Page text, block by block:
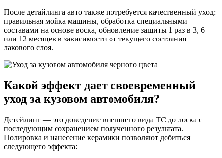
После детайлинга авто также потребуется качественный уход:
правильная мойка машины, обработка специальными
составами на основе воска, обновление защиты 1 раз в 3, 6
или 12 месяцев в зависимости от текущего состояния
лакового слоя.
Какой эффект дает своевременный
уход за кузовом автомобиля?
Детейлинг — это доведение внешнего вида ТС до лоска с
последующим сохранением полученного результата.
Полировка и нанесение керамики позволяют добиться
следующего эффекта: